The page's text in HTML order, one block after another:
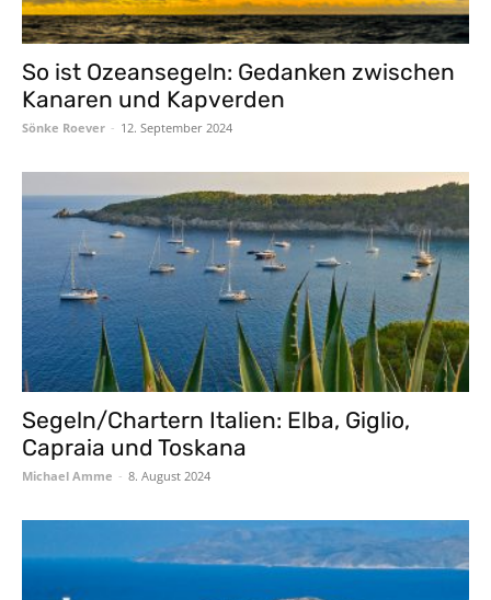
So ist Ozeansegeln: Gedanken zwischen
Kanaren und Kapverden
Sönke Roever - 12. September 2024
Segeln/Chartern Italien: Elba, Giglio,
Capraia und Toskana
Michael Amme - 8. August 2024